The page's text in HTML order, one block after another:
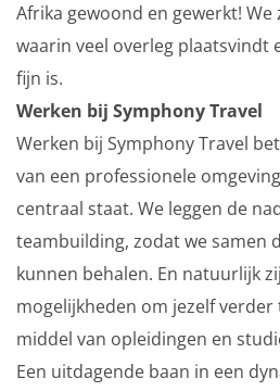
Afrika gewoond en gewerkt!
waarin veel overleg plaatsvindt
fijn is.
Werken bij Symphony Travel
Werken bij Symphony Travel
van een professionele
centraal staat. We leggen de
teambuilding, zodat we samen
kunnen behalen. En natuurlijk
mogelijkheden om jezelf
middel van opleidingen en
Een uitdagende baan in een